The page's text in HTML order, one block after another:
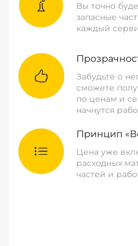
Вы точно
запасные
каждый
Забудьте о
сможете
по ценам и
начнутся
Принцип
Цена уже
расходных
частей и